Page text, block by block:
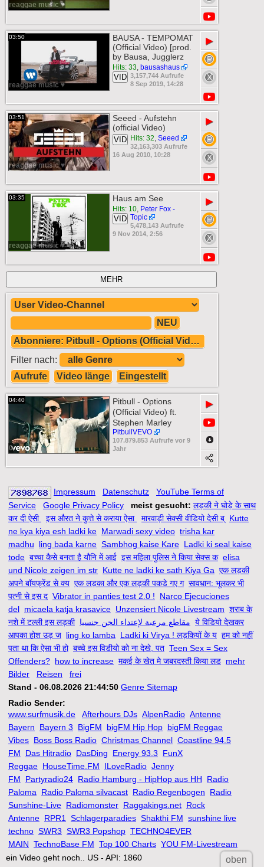
reaggae music ♥
03:50
reaggae music ♥
BAUSA - TEMPOMAT
(Official Video) [prod.
by Bausa, Jugglerz
Hits: 33, bausashaus
VID 3,157,744 Aufrufe
8 Sep 2019, 14:28
▶
03:51
reaggae music ♥
Seeed - Aufstehn
(official Video)
Hits: 32, Seeed
VID
32,163,303 Aufrufe
16 Aug 2010, 10:28
▶
03:35
reaggae music ♥
Haus am See
Hits: 10, Peter Fox -
Topic
VID
5,478,143 Aufrufe
9 Nov 2014, 2:56
▶
MEHR
NEU
Abonniere: Pitbull - Options (Official Video) ft. Stephen Marley
Filter nach:
Aufrufe
Video länge Eingestellt
04:40
0
Pitbull - Options
(Official Video) ft.
Stephen Marley
PitbullVEVO
107.879.853 Aufrufe vor 9
Jahr
▶
Impressum Datenschutz
YouTube Terms of
Service
Google Privacy Policy meist gesucht: लड़की ने घोड़े के साथ
कर दी ऐसी
इस औरत ने कुत्ते से कराया ऐसा मारवाड़ी सेक्सी वीडियो देसी ब् Kutte
ne kya kiya esh ladki ke Marwadi sexy video trisha kar
madhu
ling bada karne Sambhog kaise Kare Ladki ki seal kaise
tode बच्चा कैसे बनता है यौनि में आई इस महिला पुलिस ने किया सेक्स क elisa
und Nicole zeigen im str Kutte ne ladki ke sath Kiya Ga एक लड़की
अपने बॉयफ्रेंड से क्य एक लड़का और एक लड़की पकडे गए ग सावधान: भूलकर भी
पत्नी से इस द Vibrator in panties test 2.0 !
Narco Ejecuciones
del micaela katja krasavice Unzensiert Nicole Livestream शराब के
नशे में टल्ली इस लड़की مقاطع مرعبة لإعتداء الجن جنسيا ये विडियो देखकर
आपका होश उड़ ज ling ko lamba Ladki ki Virya ! लड़कियों के य हम को नहीं
पता था कि ऐसा भी हो बच्चे इस विडीयो को ना देखे, पत Teen Sex = Sex
Offenders? how to increase मकई के खेत मे जबरदस्ती किया लड mehr
Bilder
Reisen
frei
Stand - 06.08.2026 21:44:50 Genre Sitemap
Radio Sender:
www.surfmusik.de
Afterhours DJs AlpenRadio Antenne
Bayern
Bayern 3 BigFM bigFM Hip Hop bigFM Reggae
Vibes Boss Boss Radio Christmas Channel Coastline 94.5
FM
Das Hitradio DasDing Energy 93.3
FunX
Reggae HouseTime.FM ILoveRadio Jenny
FM
Partyradio24 Radio Hamburg - HipHop aus HH
Radio
Paloma
Radio Paloma silvacast Radio Regenbogen
Radio
Sunshine-Live Radiomonster Raggakings.net Rock
Antenne RPR1 Schlagerparadies Shakthi FM sunshine live
techno SWR3 SWR3 Popshop TECHNO4EVER
MAIN TechnoBase FM Top 100 Charts YOU FM-Livestream
ein Video geht noch.. US - API: 1860
oben